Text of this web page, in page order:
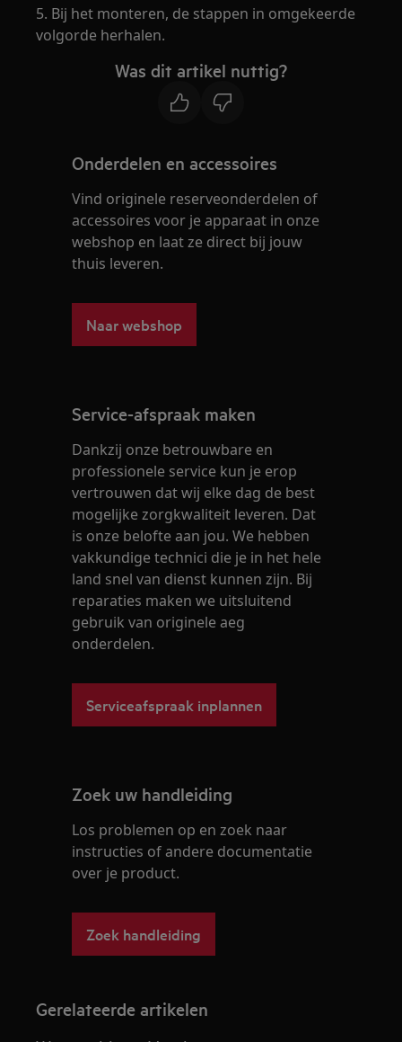
5. Bij het monteren, de stappen in omgekeerde
volgorde herhalen.
Was dit artikel nuttig?
Onderdelen en accessoires
Vind originele reserveonderdelen of
accessoires voor je apparaat in onze
webshop en laat ze direct bij jouw
thuis leveren.
Naar webshop
Service-afspraak maken
Dankzij onze betrouwbare en
professionele service kun je erop
vertrouwen dat wij elke dag de best
mogelijke zorgkwaliteit leveren. Dat
is onze belofte aan jou. We hebben
vakkundige technici die je in het hele
land snel van dienst kunnen zijn. Bij
reparaties maken we uitsluitend
gebruik van originele aeg
onderdelen.
Serviceafspraak inplannen
Zoek uw handleiding
Los problemen op en zoek naar
instructies of andere documentatie
over je product.
Zoek handleiding
Gerelateerde artikelen